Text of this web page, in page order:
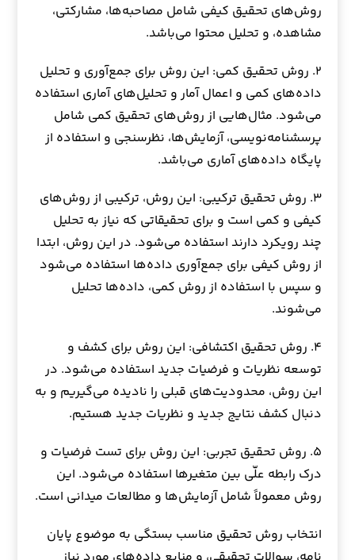
روش‌های تحقیق کیفی شامل مصاحبه‌ها، مشارکتی،
مشاهده، و تحلیل محتوا می‌باشد.
۲. روش تحقیق کمی: این روش برای جمع‌آوری و تحلیل
داده‌های کمی و اعمال آمار و تحلیل‌های آماری استفاده
می‌شود. مثال‌هایی از روش‌های تحقیق کمی شامل
پرسشنامه‌نویسی، آزمایش‌ها، نظرسنجی و استفاده از
پایگاه داده‌های آماری می‌باشد.
۳. روش تحقیق ترکیبی: این روش، ترکیبی از روش‌های
کیفی و کمی است و برای تحقیقاتی که نیاز به تحلیل
چند رویکرد دارند استفاده می‌شود. در این روش، ابتدا
از روش کیفی برای جمع‌آوری داده‌ها استفاده می‌شود
و سپس با استفاده از روش کمی، داده‌ها تحلیل
می‌شوند.
۴. روش تحقیق اکتشافی: این روش برای کشف و
توسعه نظریات و فرضیات جدید استفاده می‌شود. در
این روش، محدودیت‌های قبلی را نادیده می‌گیریم و به
دنبال کشف نتایج جدید و نظریات جدید هستیم.
۵. روش تحقیق تجربی: این روش برای تست فرضیات و
درک رابطه علّی بین متغیرها استفاده می‌شود. این
روش معمولاً شامل آزمایش‌ها و مطالعات میدانی است.
انتخاب روش تحقیق مناسب بستگی به موضوع پایان